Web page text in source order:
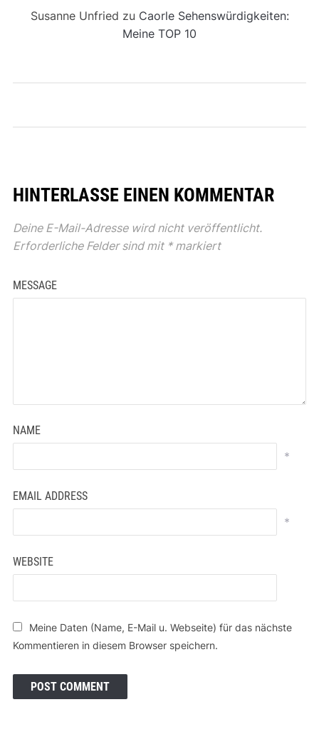
Susanne Unfried zu Caorle Sehenswürdigkeiten:
Meine TOP 10
HINTERLASSE EINEN KOMMENTAR
Deine E-Mail-Adresse wird nicht veröffentlicht.
Erforderliche Felder sind mit *markiert
MESSAGE
NAME
*
EMAIL ADDRESS
*
WEBSITE
Meine Daten (Name, E-Mail u. Webseite) für das nächste
Kommentieren in diesem Browser speichern.